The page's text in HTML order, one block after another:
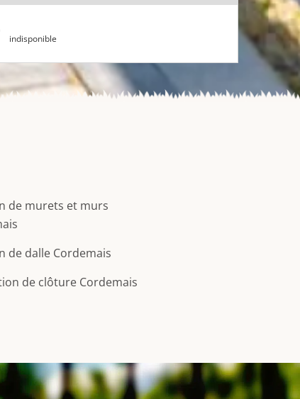
indisponible
de murets et murs
de dalle Cordemais
de clôture Cordemais